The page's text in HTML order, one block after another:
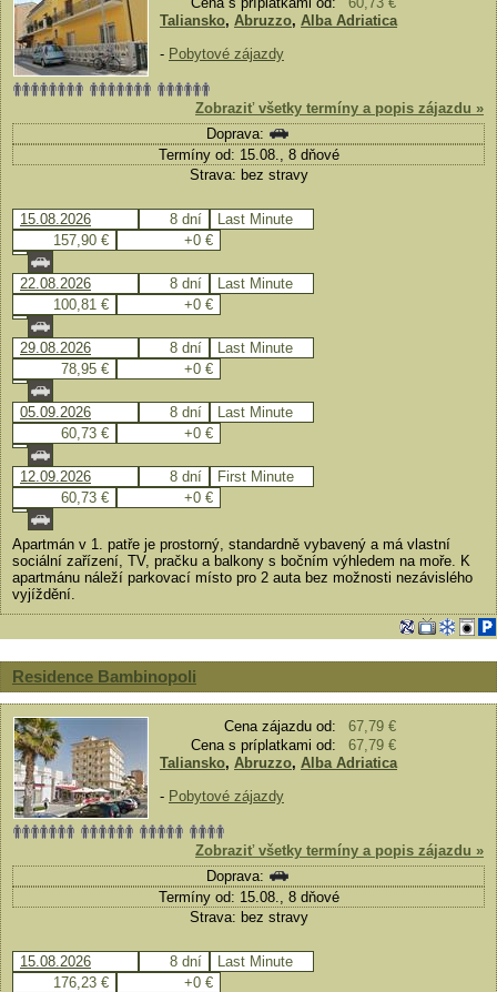
Taliansko, Abruzzo, Alba Adriatica
- Pobytové zájazdy
Zobraziť všetky termíny a popis zájazdu »
Doprava:
Termíny od: 15.08., 8 dňové
Strava: bez stravy
15.08.2026 8 dní
Last Minute
157,90 €
+0 €
22.08.2026 8 dní
Last Minute
100,81 €
+0 €
29.08.2026 8 dní
Last Minute
78,95 €
+0 €
05.09.2026 8 dní
Last Minute
60,73 €
+0 €
12.09.2026 8 dní
First Minute
60,73 €
+0 €
Apartmán v 1. patře je prostorný, standardně vybavený a má vlastní
sociální zařízení, TV, pračku a balkony s bočním výhledem na moře. K
apartmánu náleží parkovací místo pro 2 auta bez možnosti nezávislého
vyjíždění.
Residence Bambinopoli
Cena zájazdu od:
67,79 €
Cena s príplatkami od:
67,79 €
Taliansko, Abruzzo, Alba Adriatica
- Pobytové zájazdy
Zobraziť všetky termíny a popis zájazdu »
Doprava:
Termíny od: 15.08., 8 dňové
Strava: bez stravy
15.08.2026 8 dní
Last Minute
176,23 €
+0 €